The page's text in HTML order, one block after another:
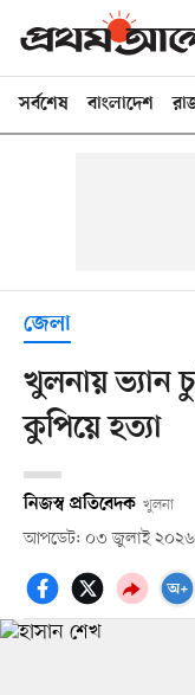
সর্বশেষ বাংলাদেশ
জেলা
খুলনায় ভ্যান
কুপিয়ে হত্যা
নিজস্ব প্রতিবেদক খুলনা
আপডেট: ০৩ জুলাই